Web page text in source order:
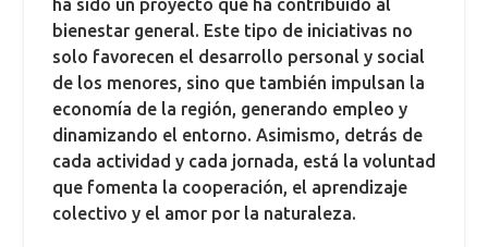
ha sido un proyecto que ha contribuido al
bienestar general. Este tipo de iniciativas no
solo favorecen el desarrollo personal y social
de los menores, sino que también impulsan la
economía de la región, generando empleo y
dinamizando el entorno. Asimismo, detrás de
cada actividad y cada jornada, está la voluntad
que fomenta la cooperación, el aprendizaje
colectivo y el amor por la naturaleza.